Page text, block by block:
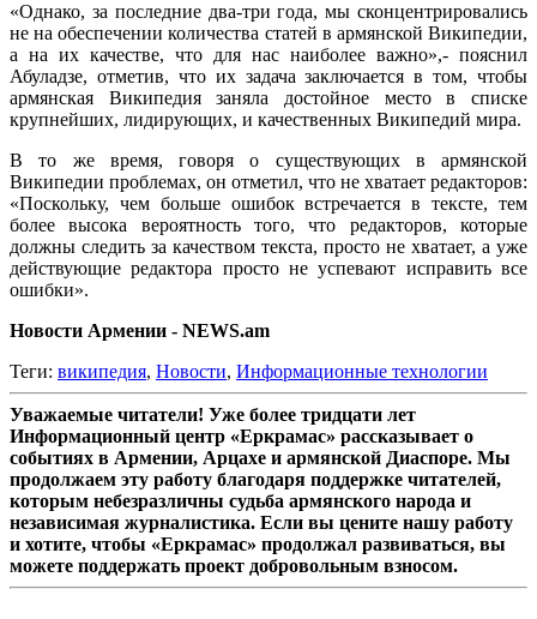
«Однако, за последние два-три года, мы сконцентрировались
не на обеспечении количества статей в армянской Википедии,
а на их качестве, что для нас наиболее важно»,- пояснил
Абуладзе, отметив, что их задача заключается в том, чтобы
армянская Википедия заняла достойное место в списке
крупнейших, лидирующих, и качественных Википедий мира.
В то же время, говоря о существующих в армянской
Википедии проблемах, он отметил, что не хватает редакторов:
«Поскольку, чем больше ошибок встречается в тексте, тем
более высока вероятность того, что редакторов, которые
должны следить за качеством текста, просто не хватает, а уже
действующие редактора просто не успевают исправить все
ошибки».
Новости Армении - NEWS.am
Теги: википедия, Новости, Информационные технологии
Уважаемые читатели! Уже более тридцати лет
Информационный центр «Еркрамас» рассказывает о
событиях в Армении, Арцахе и армянской Диаспоре. Мы
продолжаем эту работу благодаря поддержке читателей,
которым небезразличны судьба армянского народа и
независимая журналистика. Если вы цените нашу работу
и хотите, чтобы «Еркрамас» продолжал развиваться, вы
можете поддержать проект добровольным взносом.